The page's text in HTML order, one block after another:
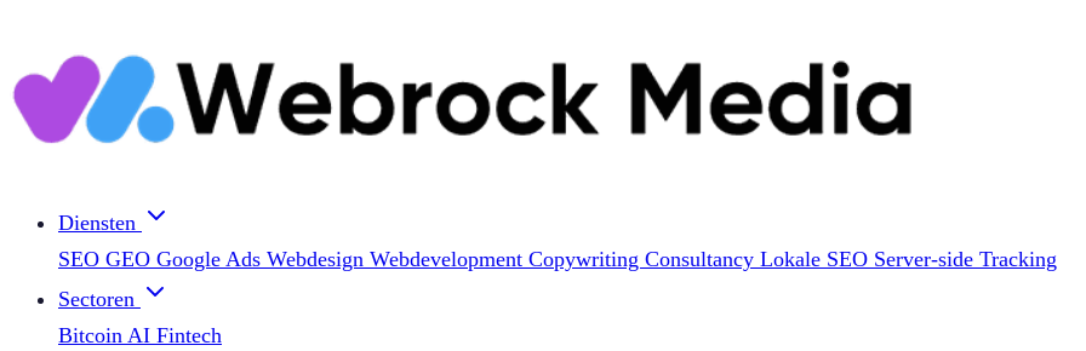
Diensten
SEO GEO Google Ads Webdesign Webdevelopment Copywriting Consultancy Lokale SEO Server-side Tracking
Sectoren
Bitcoin AI Fintech